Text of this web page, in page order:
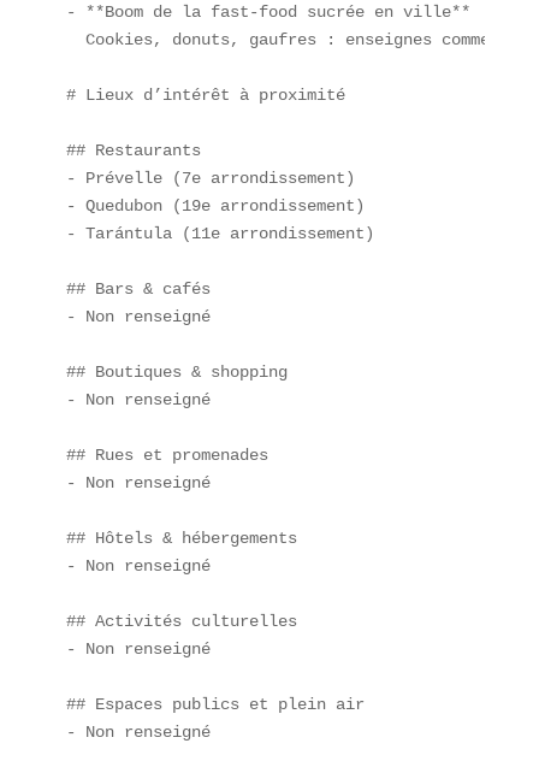
- **Boom de la fast-food sucrée en ville**
Cookies, donuts, gaufres : enseignes comme
# Lieux d’intérêt à proximité
## Restaurants
- Prévelle (7e arrondissement)
- Quedubon (19e arrondissement)
- Tarántula (11e arrondissement)
## Bars & cafés
- Non renseigné
## Boutiques & shopping
- Non renseigné
## Rues et promenades
- Non renseigné
## Hôtels & hébergements
- Non renseigné
## Activités culturelles
- Non renseigné
## Espaces publics et plein air
- Non renseigné